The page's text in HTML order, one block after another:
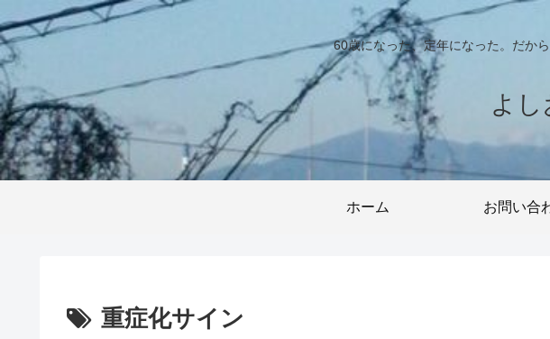
60歳になった、定年になった。だか
よし
ホーム お問い合
重症化サイン